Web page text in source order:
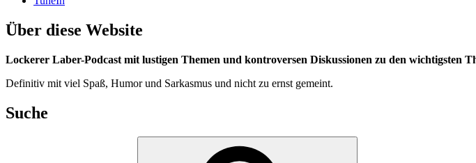
Über diese Website
Lockerer Laber-Podcast mit lustigen Themen und kontroversen Diskussionen zu den wichtigsten
Definitiv mit viel Spaß, Humor und Sarkasmus und nicht zu ernst gemeint.
Suche